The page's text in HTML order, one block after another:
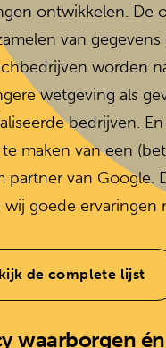
ontwikkelen. De
van
worden
wetgeving als
bedrijven.
maken van een
partner van Google.
goede ervaringen
de complete lijst
waarborgen